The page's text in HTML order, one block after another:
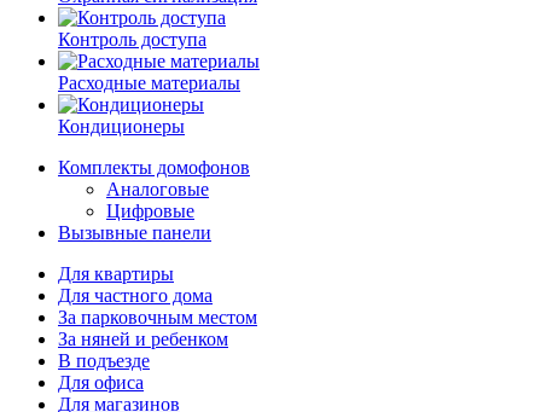
Контроль доступа
Расходные материалы
Кондиционеры
Комплекты домофонов
Аналоговые
Цифровые
Вызывные панели
Для квартиры
Для частного дома
За парковочным местом
За няней и ребенком
В подъезде
Для офиса
Для магазинов